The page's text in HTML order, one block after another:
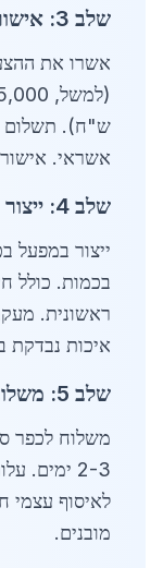
שלב 3: אישור הזמנה ומקדמה
ש"ח). תשלום
אשראי. אישור
שלב 4: ייצור והכנה
ראשונית.
איכות נבדקת
שלב 5: משלוח ואיסוף
משלוח לכפר
מובנים.